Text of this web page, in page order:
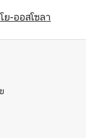
ย-ออสโซลา